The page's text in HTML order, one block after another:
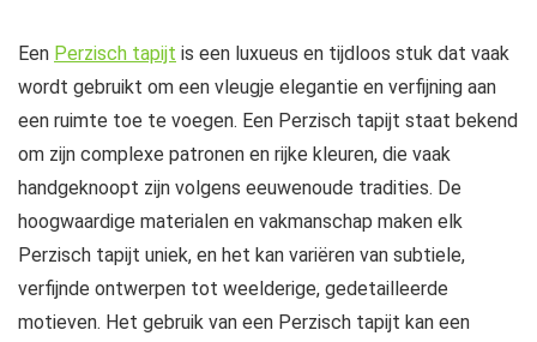
Een Perzisch tapijt is een luxueus en tijdloos stuk dat vaak
wordt gebruikt om een vleugje elegantie en verfijning aan
een ruimte toe te voegen. Een Perzisch tapijt staat bekend
om zijn complexe patronen en rijke kleuren, die vaak
handgeknoopt zijn volgens eeuwenoude tradities. De
hoogwaardige materialen en vakmanschap maken elk
Perzisch tapijt uniek, en het kan variëren van subtiele,
verfijnde ontwerpen tot weelderige, gedetailleerde
motieven. Het gebruik van een Perzisch tapijt kan een